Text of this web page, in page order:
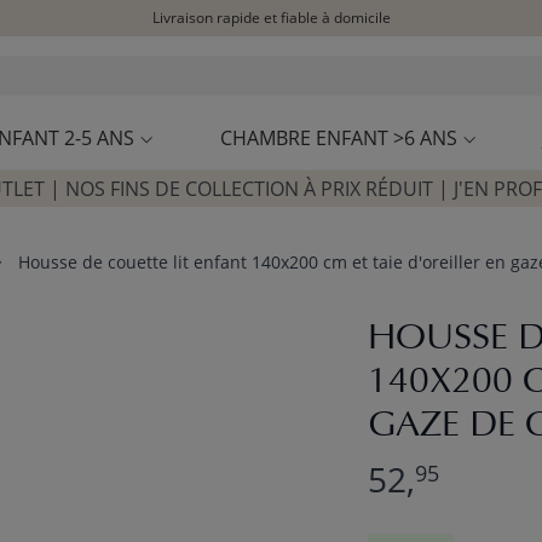
Livraison rapide et fiable à domicile
2-5 ANS CHAMBRE ENFANT >6 ANS
| NOS FINS DE COLLECTION À PRIX RÉDUIT | J'EN
Housse de couette lit enfant 140x200 cm et taie d'oreiller en
HOUSSE
140X200
GAZE DE
52,95